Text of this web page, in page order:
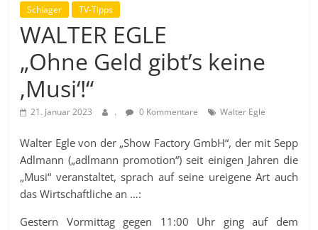
Schlager TV-Tipps
WALTER EGLE
„Ohne Geld gibt’s keine
‚Musi‘!“
21. Januar 2023 . 0 Kommentare Walter Egle
Walter Egle von der „Show Factory GmbH“, der mit Sepp
Adlmann („adlmann promotion“) seit einigen Jahren die
„Musi“ veranstaltet, sprach auf seine ureigene Art auch
das Wirtschaftliche an …:
Gestern Vormittag gegen 11:00 Uhr ging auf dem